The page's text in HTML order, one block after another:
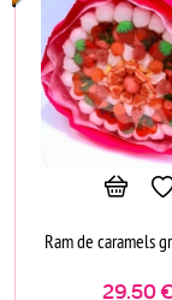
Ram de caramels
29.50